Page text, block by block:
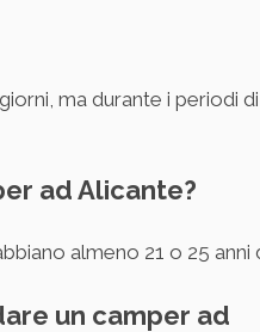
ma durante i periodi
ad Alicante?
almeno 21 o 25 anni
un camper ad